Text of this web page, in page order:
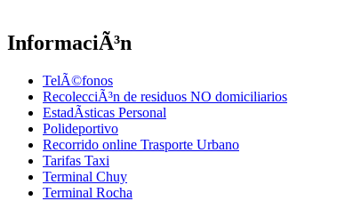
InformaciÃ³n
TelÃ©fonos
RecolecciÃ³n de residuos NO domiciliarios
EstadÃ­sticas Personal
Polideportivo
Recorrido online Trasporte Urbano
Tarifas Taxi
Terminal Chuy
Terminal Rocha